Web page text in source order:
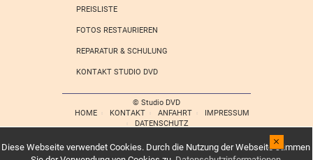
Diese Webseite verwendet Cookies. Durch die Nutzung der Webseite stimmen
[x]
PREISLISTE
FOTOS RESTAURIEREN
REPARATUR & SCHULUNG
KONTAKT STUDIO DVD
© Studio DVD
HOME
KONTAKT ANFAHRT
IMPRESSUM
DATENSCHUTZ